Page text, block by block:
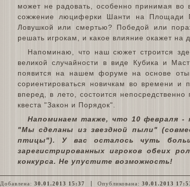
может не радовать, особенно принимая во
сожжение люциферки Шанти на Площади
Ловушкой или смертью? Победой или
решать игрокам, и какое влияние окажет
Напоминаю, что наш сюжет строится
великой случайности в виде Кубика и
появится на нашем форуме на основе
сориентироваться новичкам во времени и
вперед, в лето, состоится
квеста "Закон и Порядок".
Напоминаем также, что 10 февраля -
"Мы сделаны из звездной пыли"
птицы"). У вас осталось чуть
зарегистрированных игроков обеих
конкурса. Не упустите возможность!
Добавлена: 30.01.2013 15:37 Опубликована: 30.01.2013